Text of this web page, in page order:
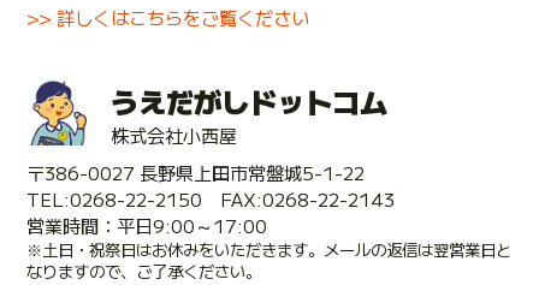
>> 詳しくはこちらをご覧ください
うえだがしドットコム
株式会社小西屋
〒386-0027 長野県上田市常盤城5-1-22
TEL:0268-22-2150 FAX:0268-22-2143
営業時間：平日9:00～17:00
※土日・祝祭日はお休みをいただきます。メールの返信は翌営業日と
なりますので、ご了承ください。